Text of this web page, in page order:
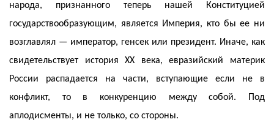
народа, признанного теперь нашей Конституцией
государствообразующим, является Империя, кто бы ее ни
возглавлял — император, генсек или президент. Иначе, как
свидетельствует история XX века, евразийский материк
России распадается на части, вступающие если не в
конфликт, то в конкуренцию между собой. Под
аплодисменты, и не только, со стороны.